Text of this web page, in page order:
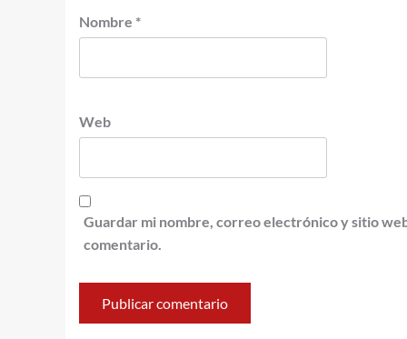
Nombre *
Web
Guardar mi nombre, correo electrónico y sitio
comentario.